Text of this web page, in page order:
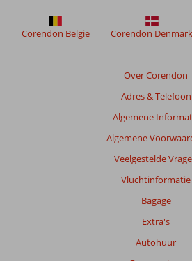
Over Corendon
Adres & Telefoon
Algemene
Algemene
Veelgestelde
Vluchtinformatie
Bagage
Extra's
Autohuur
Corendon België Corendon Denmark